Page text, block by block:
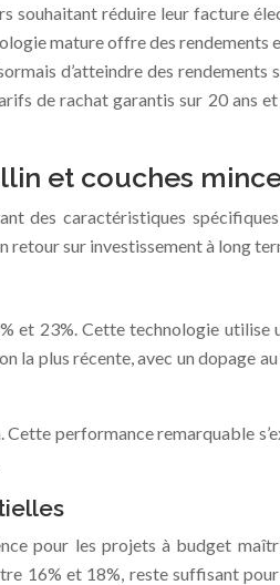
souhaitant réduire leur facture
mature offre des
d’atteindre des rendements
de rachat garantis sur 20 ans
et couches
des caractéristiques
sur investissement à long
et 23%. Cette technologie utilise
plus récente, avec un dopage
Cette performance remarquable
pour les projets à budget
16% et 18%, reste suffisant